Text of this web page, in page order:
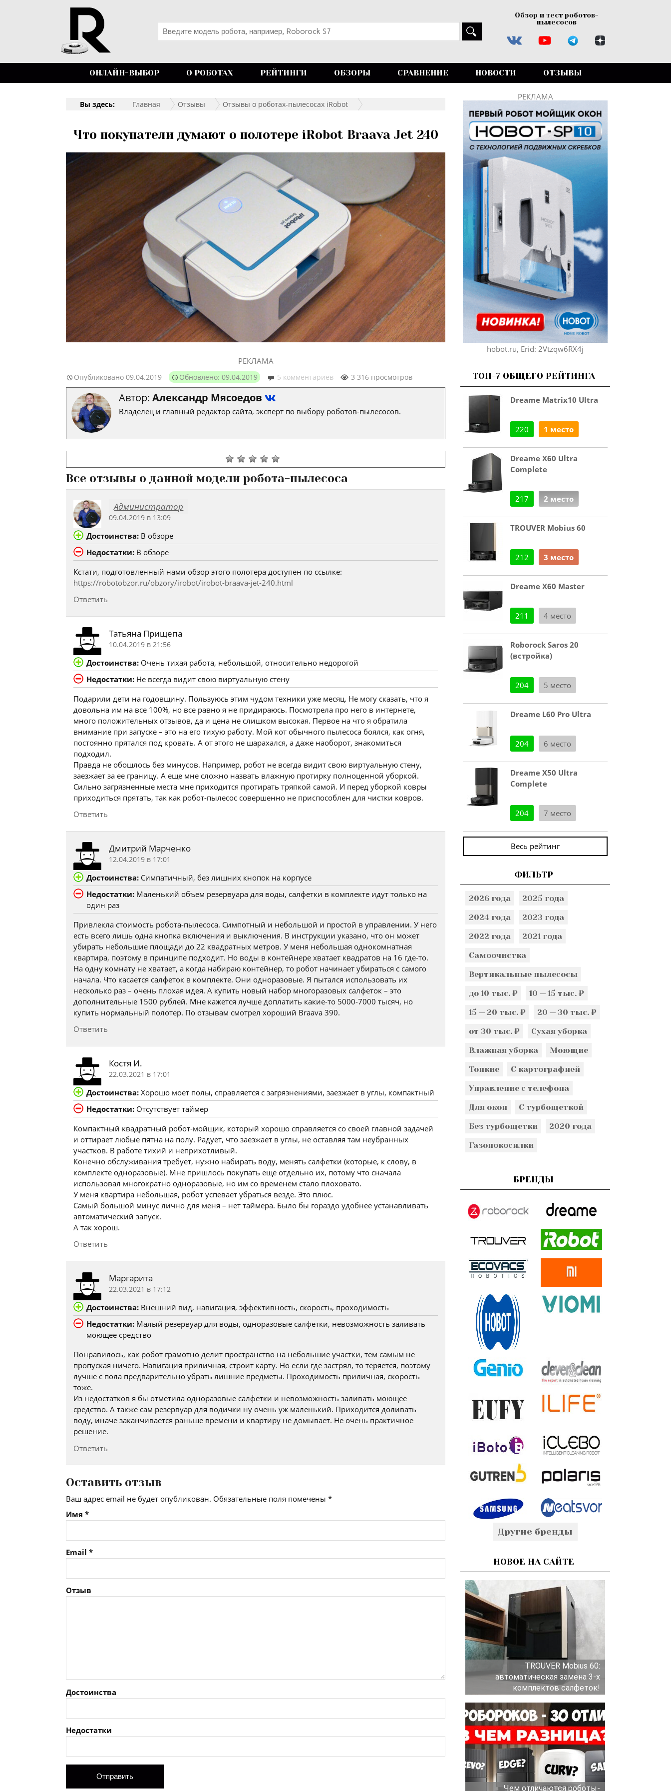
Обзор и тест роботов-
пылесосов
ОНЛАЙН-ВЫБОР О РОБОТАХ РЕЙТИНГИ ОБЗОРЫ СРАВНЕНИЕ НОВОСТИ ОТЗЫВЫ
Вы здесь: Главная Отзывы Отзывы о роботах-пылесосах iRobot
Что покупатели думают о полотере iRobot Braava Jet 240
РЕКЛАМА
Опубликовано 09.04.2019 Обновлено: 09.04.2019 5 комментариев 3 316 просмотров
Автор: Александр Мясоедов
Владелец и главный редактор сайта, эксперт по выбору роботов-пылесосов.
Все отзывы о данной модели робота-пылесоса
Администратор
09.04.2019 в 13:09
Достоинства: В обзоре
Недостатки: В обзоре
Кстати, подготовленный нами обзор этого полотера доступен по ссылке:
https://robotobzor.ru/obzory/irobot/irobot-braava-jet-240.html
Ответить
Татьяна Прищепа
10.04.2019 в 21:56
Достоинства: Очень тихая работа, небольшой, относительно недорогой
Недостатки: Не всегда видит свою виртуальную стену
Подарили дети на годовщину. Пользуюсь этим чудом техники уже месяц. Не могу сказать, что я
довольна им на все 100%, но все равно я не придираюсь. Посмотрела про него в интернете,
много положительных отзывов, да и цена не слишком высокая. Первое на что я обратила
внимание при запуске – это на его тихую работу. Мой кот обычного пылесоса боялся, как огня,
постоянно прятался под кровать. А от этого не шарахался, а даже наоборот, знакомиться
подходил.
Правда не обошлось без минусов. Например, робот не всегда видит свою виртуальную стену,
заезжает за ее границу. А еще мне сложно назвать влажную протирку полноценной уборкой.
Сильно загрязненные места мне приходится протирать тряпкой самой. И перед уборкой ковры
приходиться прятать, так как робот-пылесос совершенно не приспособлен для чистки ковров.
Ответить
Дмитрий Марченко
12.04.2019 в 17:01
Достоинства: Симпатичный, без лишних кнопок на корпусе
Недостатки: Маленький объем резервуара для воды, салфетки в комплекте идут только на
один раз
Привлекла стоимость робота-пылесоса. Симпотный и небольшой и простой в управлении. У него
есть всего лишь одна кнопка включения и выключения. В инструкции указано, что он может
убирать небольшие площади до 22 квадратных метров. У меня небольшая однокомнатная
квартира, поэтому в принципе подходит. Но воды в контейнере хватает квадратов на 16 где-то.
На одну комнату не хватает, а когда набираю контейнер, то робот начинает убираться с самого
начала. Что касается салфеток в комплекте. Они одноразовые. Я пытался использовать их
несколько раз – очень плохая идея. А купить новый набор многоразовых салфеток – это
дополнительные 1500 рублей. Мне кажется лучше доплатить какие-то 5000-7000 тысяч, но
купить нормальный полотер. По отзывам смотрел хороший Braava 390.
Ответить
Костя И.
22.03.2021 в 17:01
Достоинства:Хорошо моет полы, справляется с загрязнениями, заезжает в углы, компактный
Недостатки: Отсутствует таймер
Компактный квадратный робот-мойщик, который хорошо справляется со своей главной задачей
и оттирает любые пятна на полу. Радует, что заезжает в углы, не оставляя там неубранных
участков. В работе тихий и неприхотливый.
Конечно обслуживания требует, нужно набирать воду, менять салфетки (которые, к слову, в
комплекте одноразовые). Мне пришлось покупать еще отдельно их, потому что сначала
использовал многократно одноразовые, но им со временем стало плоховато.
У меня квартира небольшая, робот успевает убраться везде. Это плюс.
Самый большой минус лично для меня – нет таймера. Было бы гораздо удобнее устанавливать
автоматический запуск.
А так хорош.
Ответить
Маргарита
22.03.2021 в 17:12
Достоинства: Внешний вид, навигация, эффективность, скорость, проходимость
Недостатки: Малый резервуар для воды, одноразовые салфетки, невозможность заливать
моющее средство
Понравилось, как робот грамотно делит пространство на небольшие участки, тем самым не
пропуская ничего. Навигация приличная, строит карту. Но если где застрял, то теряется, поэтому
лучше с пола предварительно убрать лишние предметы. Проходимость приличная, скорость
тоже.
Из недостатков я бы отметила одноразовые салфетки и невозможность заливать моющее
средство. А также сам резервуар для водички ну очень уж маленький. Приходится доливать
воду, иначе заканчивается раньше времени и квартиру не домывает. Не очень практичное
решение.
Ответить
Оставить отзыв
Ваш адрес email не будет опубликован. Обязательные поля помечены *
Имя *
Email *
Отзыв
Достоинства
Недостатки
РЕКЛАМА
hobot.ru, Erid: 2Vtzqw6RX4j
ТОП-7 ОБЩЕГО РЕЙТИНГА
Dreame Matrix10 Ultra
220 1 место
Dreame X60 Ultra
Complete
217 2 место
TROUVER Mobius 60
212 3 место
Dreame X60 Master
211 4 место
Roborock Saros 20
(встройка)
204 5 место
Dreame L60 Pro Ultra
204 6 место
Dreame X50 Ultra
Complete
204 7 место
Весь рейтинг
ФИЛЬТР
2026 года
2025 года
2024 года
2023 года
2022 года
2021 года
Самоочистка
Вертикальные пылесосы
до 10 тыс. ₽
10 — 15 тыс. ₽
15 — 20 тыс. ₽
20 — 30 тыс. ₽
от 30 тыс. ₽
Сухая уборка
Влажная уборка
Моющие
Тонкие
С картографией
Управление с телефона
Для окон
С турбощеткой
Без турбощетки
2020 года
Газонокосилки
БРЕНДЫ
Другие бренды
НОВОЕ НА САЙТЕ
TROUVER Mobius 60:
автоматическая замена 3-х
комплектов салфеток!
Чем отличаются роботы-